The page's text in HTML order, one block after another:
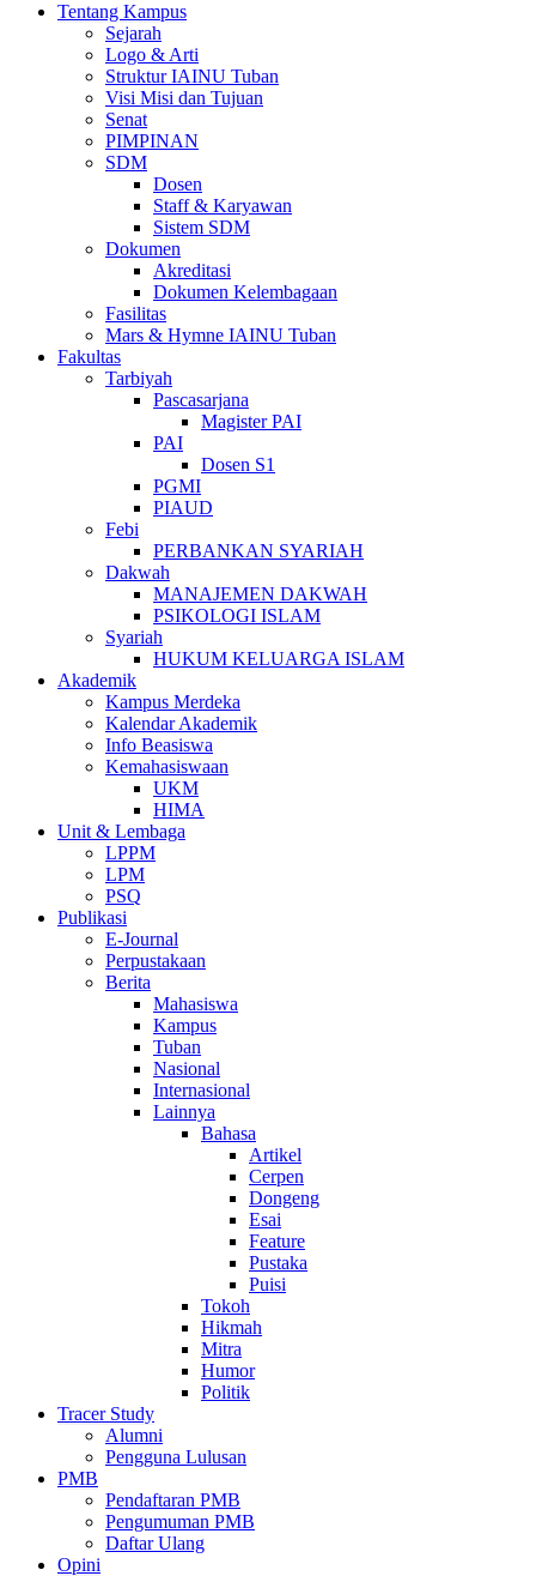
Tentang Kampus
Sejarah
Logo & Arti
Struktur IAINU Tuban
Visi Misi dan Tujuan
Senat
PIMPINAN
SDM
Dosen
Staff & Karyawan
Sistem SDM
Dokumen
Akreditasi
Dokumen Kelembagaan
Fasilitas
Mars & Hymne IAINU Tuban
Fakultas
Tarbiyah
Pascasarjana
Magister PAI
PAI
Dosen S1
PGMI
PIAUD
Febi
PERBANKAN SYARIAH
Dakwah
MANAJEMEN DAKWAH
PSIKOLOGI ISLAM
Syariah
HUKUM KELUARGA ISLAM
Akademik
Kampus Merdeka
Kalendar Akademik
Info Beasiswa
Kemahasiswaan
UKM
HIMA
Unit & Lembaga
LPPM
LPM
PSQ
Publikasi
E-Journal
Perpustakaan
Berita
Mahasiswa
Kampus
Tuban
Nasional
Internasional
Lainnya
Bahasa
Artikel
Cerpen
Dongeng
Esai
Feature
Pustaka
Puisi
Tokoh
Hikmah
Mitra
Humor
Politik
Tracer Study
Alumni
Pengguna Lulusan
PMB
Pendaftaran PMB
Pengumuman PMB
Daftar Ulang
Opini